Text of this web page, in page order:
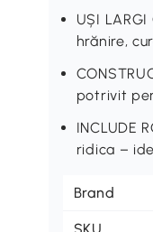
UȘI
hrănire,
potrivit
INCLUDE
ridica –
Brand